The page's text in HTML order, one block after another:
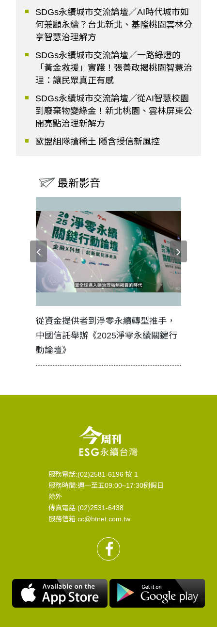
SDGs永續城市交流論壇／AI時代城市如
何兼顧永續？台北新北、基隆桃園雲林分
享智慧治理解方
SDGs永續城市交流論壇／一路綠燈的
「黃金救援」實踐！張善政揭桃園智慧治
理：讓民眾真正有感
SDGs永續城市交流論壇／從AI智慧校園
到廢棄物變綠金！新北桃園、雲林屏東公
開亮點治理新解方
歐盟組隊搶稀土 隱含授信新風控
最新影音
從資金提供者到淨零永續轉型推手，
中國信託舉辦《2025淨零永續關鍵行
動論壇》
服務電話:(02)2581-6196 按 1
服務時間:週一至五09:00~17:30例假日
除外
傳真電話:(02)2531-6438
服務信箱:cc@btnet.com.tw